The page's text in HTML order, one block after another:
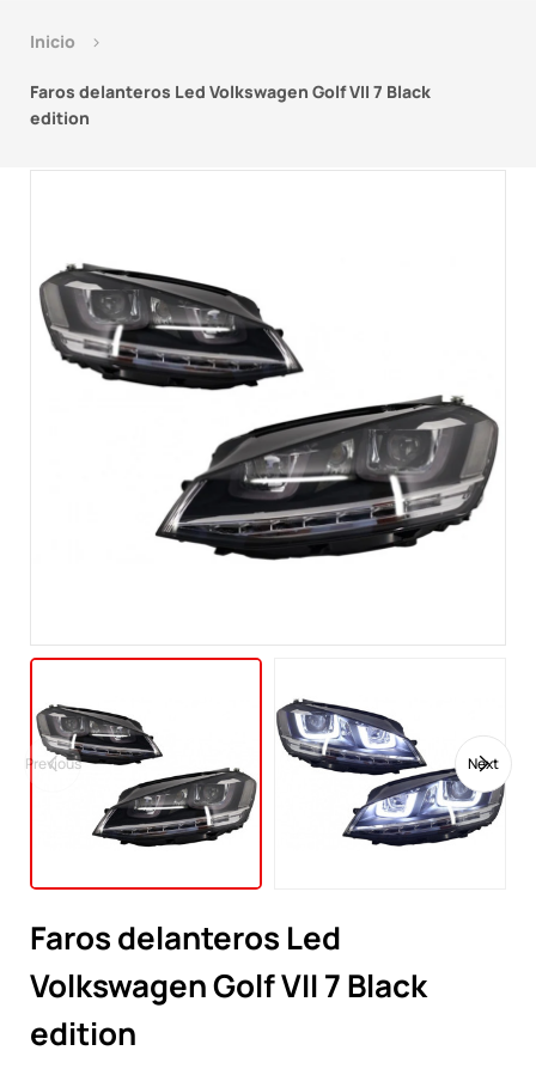
Inicio
Faros delanteros Led Volkswagen Golf VII 7 Black
edition
Previous Next
Faros delanteros Led
Volkswagen Golf VII 7 Black
edition